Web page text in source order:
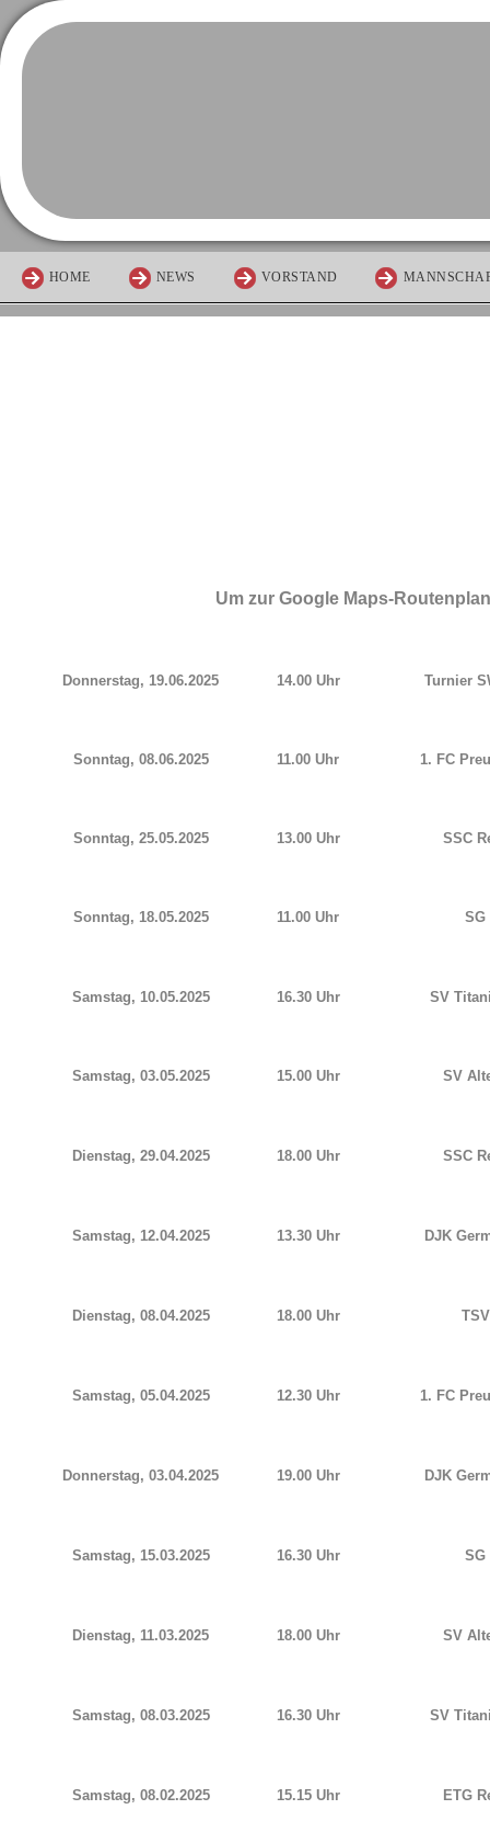
HOME NEWS VORSTAND
Um zur Google Maps-
Donnerstag, 19.06.2025 14.00 Uhr Turnier
Sonntag, 08.06.2025 11.00 Uhr 1. FC
Sonntag, 25.05.2025 13.00 Uhr SSC
Sonntag, 18.05.2025 11.00 Uhr SG
Samstag, 10.05.2025 16.30 Uhr SV
Samstag, 03.05.2025 15.00 Uhr SV
Dienstag, 29.04.2025 18.00 Uhr SSC
Samstag, 12.04.2025 13.30 Uhr DJK
Dienstag, 08.04.2025 18.00 Uhr
Samstag, 05.04.2025 12.30 Uhr 1. FC
Donnerstag, 03.04.2025 19.00 Uhr DJK
Samstag, 15.03.2025 16.30 Uhr SG
Dienstag, 11.03.2025 18.00 Uhr SV
Samstag, 08.03.2025 16.30 Uhr SV
Samstag, 08.02.2025 15.15 Uhr ETG